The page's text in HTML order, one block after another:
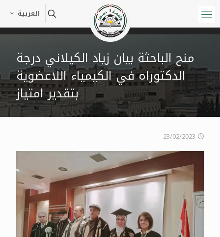
العربية
منح الباحثة بيان زياد الكيلاني درجة
الدكتوراه في الكيمياء اللاعضوية
بتقدير امتياز
23/02/2023